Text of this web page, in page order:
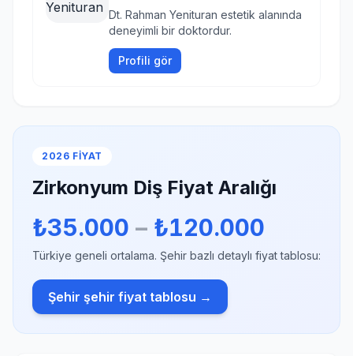
Dt. Rahman Yenituran estetik alanında
deneyimli bir doktordur.
Profili gör
2026 FIYAT
Zirkonyum Diş Fiyat Aralığı
₺35.000 – ₺120.000
Türkiye geneli ortalama. Şehir bazlı detaylı fiyat tablosu:
Şehir şehir fiyat tablosu →